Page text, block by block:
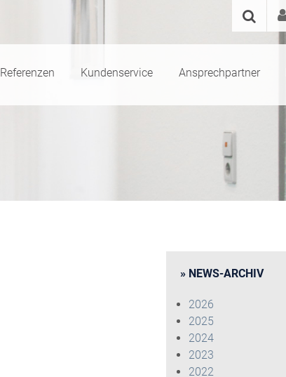
Referenzen Kundenservice Ansprechpartner
NEWS-ARCHIV
2026
2025
2024
2023
2022